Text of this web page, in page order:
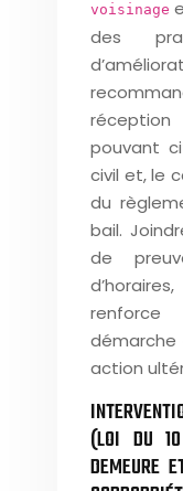
voisinage
des
réception
pouvant
civil et, le
du
bail.
de
démarche
action
(LOI DU
DEMEURE